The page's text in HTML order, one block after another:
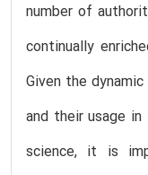
number of
continually
Given the
and their usage
science, it is